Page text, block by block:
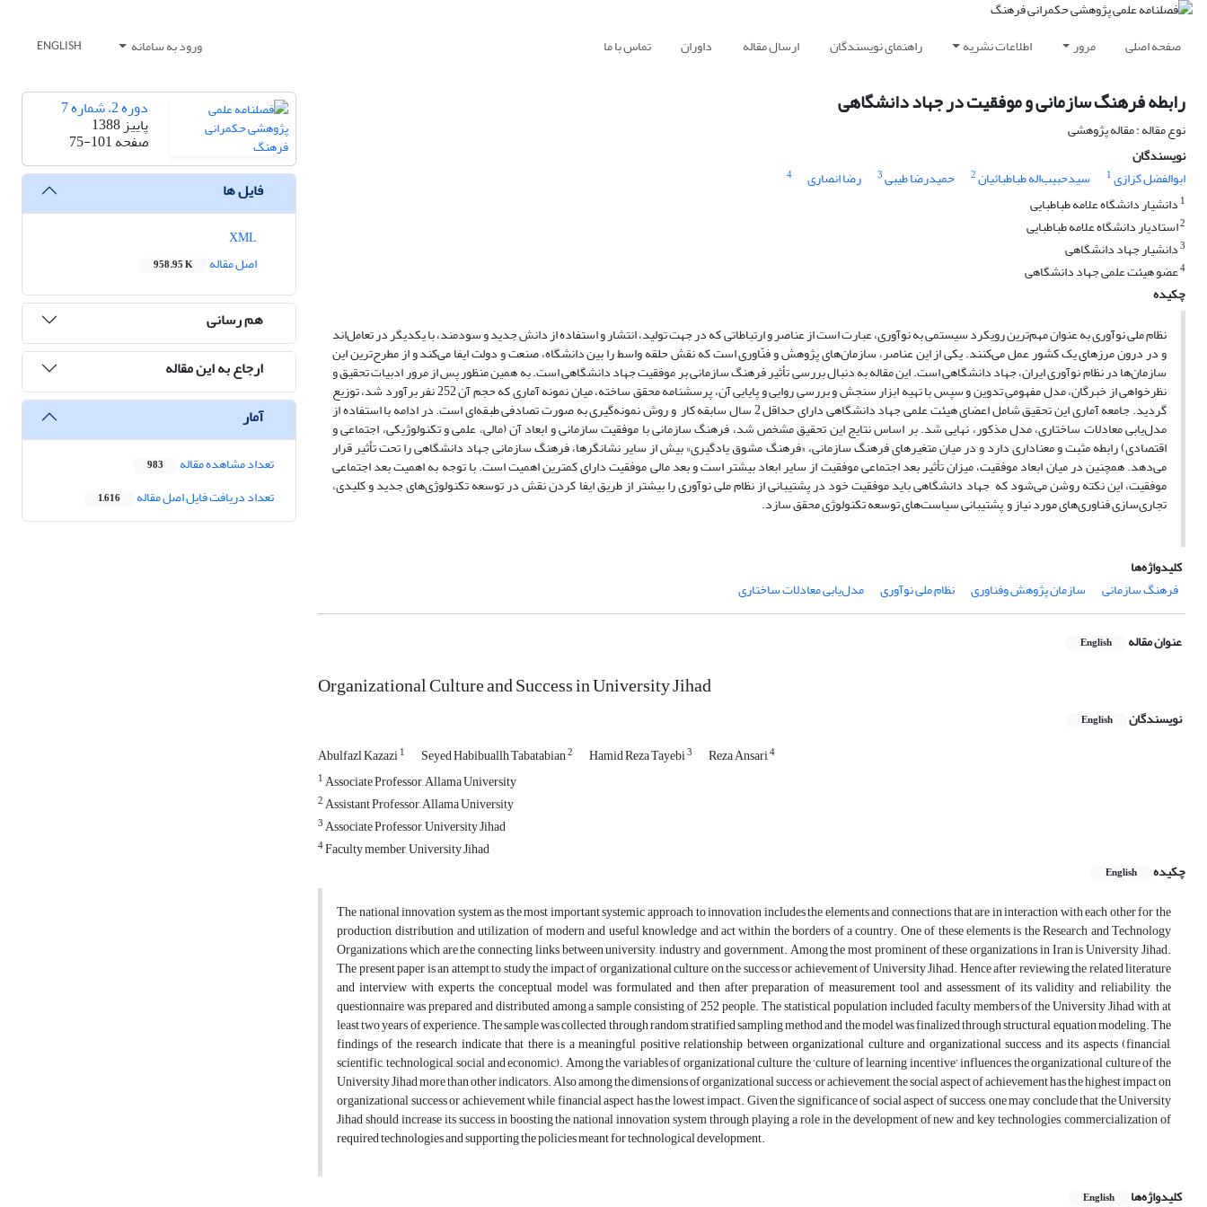
صفحه اصلی مرور اطلاعات نشریه راهنمای نویسندگان ارسال مقاله داوران تماس با ما ورود به سامانه ENGLISH
رابطه فرهنگ سازمانی و موفقیت در جهاد دانشگاهی
نوع مقاله : مقاله پژوهشی
نویسندگان
ابوالفضل کزازی1 سیدحبیب‌اله طباطبائیان2 حمیدرضا طیبی3 رضا انصاری
4
1 دانشیار دانشگاه علامه طباطبایی
2استادیار دانشگاه علامه طباطبایی
3دانشیار جهاد دانشگاهی
4عضو هیئت علمی جهاد دانشگاهی
چکیده
نظام ملی نوآوری به عنوان مهم‌ترین رویکرد سیستمی به نوآوری، عبارت است از عناصر و ارتباطاتی که در جهت تولید، انتشار و استفاده از دانش جدید و سودمند، با یکدیگر در تعامل‌اند
و در درون مرزهای یک کشور عمل می‌کنند. یکی از این عناصر، سازمان‌های پژوهش و فنّاوری است که نقش حلقه واسط را بین دانشگاه، صنعت و دولت ایفا می‌کند و از مطرح‌ترین این
سازمان‌ها در نظام نوآوری ایران، جهاد دانشگاهی است. این مقاله به دنبال بررسی تأثیر فرهنگ سازمانی بر موفقیت جهاد دانشگاهی است. به همین منظور پس از مرور ادبیات تحقیق و
نظرخواهی از خبرگان، مدل مفهومی تدوین و سپس با تهیه ابزار سنجش و بررسی روایی و پایایی آن، پرسشنامه محقق ساخته، میان نمونه آماری که حجم آن 252 نفر برآورد شد، توزیع
گردید. جامعه آماری این تحقیق شامل اعضای هیئت علمی جهاد دانشگاهی دارای حداقل 2 سال سابقه کار و روش نمونه‌گیری به صورت تصادفی طبقه‌ای است. در ادامه با استفاده از
مدل‌یابی معادلات ساختاری، مدل مذکور، نهایی شد. بر اساس نتایج این تحقیق مشخص شد، فرهنگ سازمانی با موفقیت سازمانی و ابعاد آن (مالی، علمی و تکنولوژیکی، اجتماعی و
اقتصادی) رابطه مثبت و معناداری دارد و در میان متغیرهای فرهنگ سازمانی، «فرهنگ مشوق یادگیری» بیش از سایر نشانگرها، فرهنگ سازمانی جهاد دانشگاهی را تحت تأثیر قرار
می‌دهد. همچنین در میان ابعاد موفقیت، میزان تأثیر بعد اجتماعی موفقیت از سایر ابعاد بیشتر است و بعد مالی موفقیت دارای کمترین اهمیت است. با توجه به اهمیت بعد اجتماعی
موفقیت، این نکته روشن می‌شود که جهاد دانشگاهی باید موفقیت خود در پشتیبانی از نظام ملی نوآوری را بیشتر از طریق ایفا کردن نقش در توسعه تکنولوژی‌های جدید و کلیدی،
تجاری‌سازی فناوری‌های مورد نیاز و پشتیبانی سیاست‌های توسعه تکنولوژی محقق سازد.
کلیدواژه‌ها
فرهنگ سازمانی
سازمان پژوهش وفناوری نظام ملی نوآوری مدل‌یابی معادلات ساختاری
عنوان مقاله English
Organizational Culture and Success in University Jihad
نویسندگان English
Abulfazl Kazazi1 Seyed Habibuallh Tabatabian2 Hamid Reza Tayebi3 Reza Ansari4
1Associate Professor, Allama University
2Assistant Professor, Allama University
3Associate Professor, University Jihad
4Faculty member, University Jihad
چکیده
English
The national innovation system as the most important systemic approach to innovation includes the elements and connections that are in interaction with each other for the
production, distribution and utilization of modern and useful knowledge and act within the borders of a country. One of these elements is the Research and Technology
Organizations which are the connecting links between university, industry and government. Among the most prominent of these organizations in Iran is University Jihad.
The present paper is an attempt to study the impact of organizational culture on the success or achievement of University Jihad. Hence after reviewing the related literature
and interview with experts, the conceptual model was formulated and then after preparation of measurement tool and assessment of its validity and reliability, the
questionnaire was prepared and distributed among a sample consisting of 252 people. The statistical population included faculty members of the University Jihad with at
least two years of experience. The sample was collected through random stratified sampling method and the model was finalized through structural equation modeling. The
findings of the research indicate that there is a meaningful positive relationship between organizational culture and organizational success and its aspects (financial,
scientific, technological, social and economic). Among the variables of organizational culture, the ‘culture of learning incentive’ influences the organizational culture of the
University Jihad more than other indicators. Also among the dimensions of organizational success or achievement, the social aspect of achievement has the highest impact on
organizational success or achievement while financial aspect has the lowest impact. Given the significance of social aspect of success, one may conclude that the University
Jihad should increase its success in boosting the national innovation system through playing a role in the development of new and key technologies, commercialization of
required technologies and supporting the policies meant for technological development.
کلیدواژه‌ها English
دوره 2، شماره 7
پاییز 1388
صفحه75-101
فایل ها
اصل مقاله
958.95 K
هم رسانی
ارجاع به این مقاله
آمار
تعداد مشاهده مقاله 983
تعداد دریافت فایل اصل مقاله 1,616